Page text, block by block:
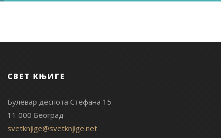
СВЕТ КЊИГЕ
Булевар деспота Стефана 15
11 000 Београд
svetknjige@svetknjige.net